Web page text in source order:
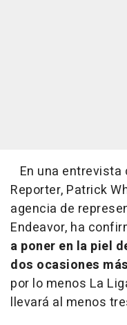
En una entrevista
Reporter, Patrick
agencia de
Endeavor, ha
a poner en la piel
dos ocasiones más
por lo menos La
llevará al menos